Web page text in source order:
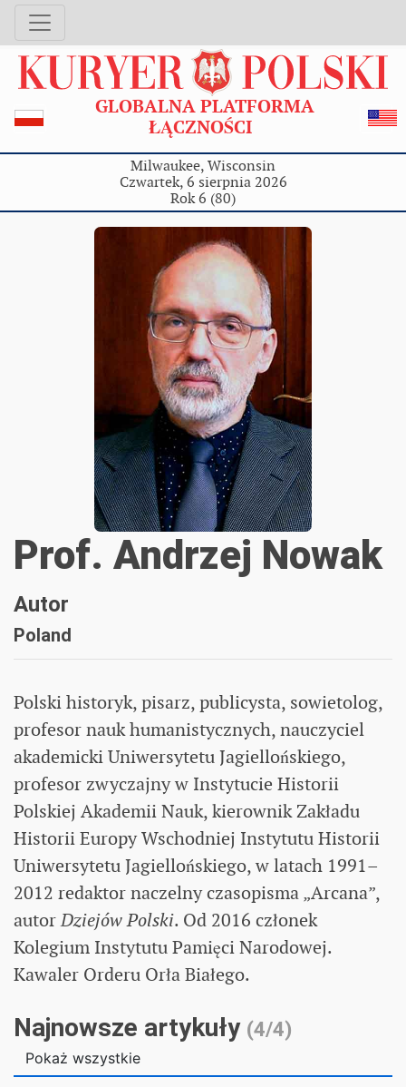
GLOBALNA PLATFORMA
ŁĄCZNOŚCI
Milwaukee, Wisconsin
Czwartek, 6 sierpnia 2026
Rok 6 (80)
Prof. Andrzej Nowak
Autor
Poland
Polski historyk, pisarz, publicysta, sowietolog,
profesor nauk humanistycznych, nauczyciel
akademicki Uniwersytetu Jagiellońskiego,
profesor zwyczajny w Instytucie Historii
Polskiej Akademii Nauk, kierownik Zakładu
Historii Europy Wschodniej Instytutu Historii
Uniwersytetu Jagiellońskiego, w latach 1991–
2012 redaktor naczelny czasopisma „Arcana”,
autorDziejów Polski. Od 2016 członek
Kolegium Instytutu Pamięci Narodowej.
Kawaler Orderu Orła Białego.
Najnowsze artykuły (4/4)
Pokaż wszystkie